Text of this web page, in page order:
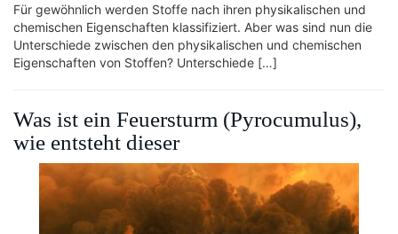
Für gewöhnlich werden Stoffe nach ihren physikalischen und
chemischen Eigenschaften klassifiziert. Aber was sind nun die
Unterschiede zwischen den physikalischen und chemischen
Eigenschaften von Stoffen? Unterschiede […]
Was ist ein Feuersturm (Pyrocumulus),
wie entsteht dieser